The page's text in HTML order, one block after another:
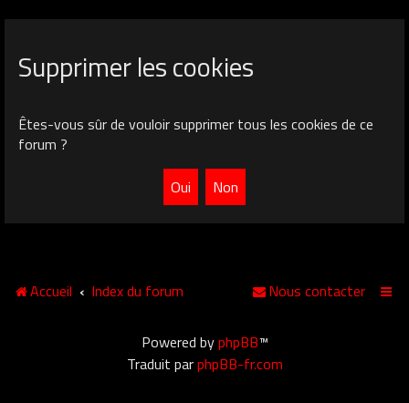
Supprimer les cookies
Êtes-vous sûr de vouloir supprimer tous les cookies de ce
forum ?
Accueil Index du forum Nous contacter
Powered byphpBB™
Traduit parphpBB-fr.com